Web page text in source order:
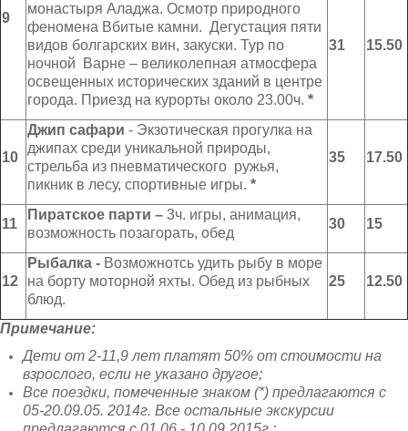
9
монастыря Аладжа. Осмотр природного
феномена Вбитые камни. Дегустация пяти
видов болгарских вин, закуски. Тур по
ночной Варне – великолепная атмосфера
освещенных исторических зданий в центре
города. Приезд на курорты около 23.00ч. *
31 15.50
10
Джип сафари - Экзотическая прогулка на
джипах среди уникальной природы,
стрельба из пневматического ружья,
пикник в лесу, спортивные игры. *
35 17.50
11
Пиратское парти – 3ч. игры, анимация,
возможность позагорать, обед
30 15
12
Рыбалка - Возможнотсь удить рыбу в море
на борту моторной яхты. Обед из рыбных
блюд.
25 12.50
Примечание:
Дети от 2-11,9 лет платят 50% от стоимости на
взрослого, если не указано другое;
Все поездки, помеченные знаком (*) предлагаются с
05-20.09.05. 2014г. Все остальные экскурсии